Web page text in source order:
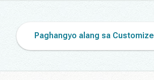
Paghangyo alang sa Customize